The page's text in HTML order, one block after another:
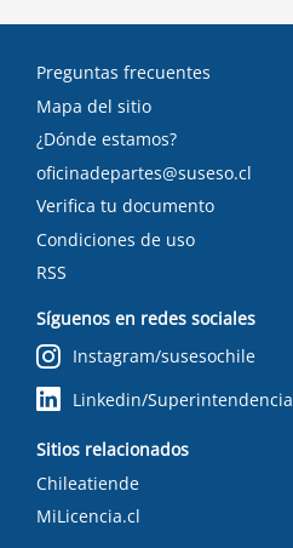
Preguntas frecuentes
Mapa del sitio
¿Dónde estamos?
oficinadepartes@suseso.cl
Verifica tu documento
Condiciones de uso
RSS
Síguenos en redes sociales
Instagram/susesochile
Linkedin/
Sitios relacionados
Chileatiende
MiLicencia.cl